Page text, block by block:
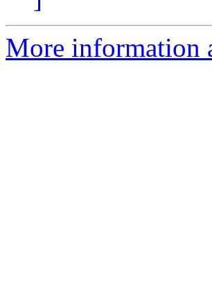
More information